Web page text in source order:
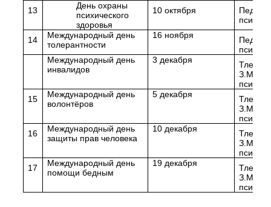
13
День охраны
психического
здоровья
10 октября
14
Международный день
толерантности
16 ноября
Международный день
инвалидов
3 декабря
З.М.
15
Международный день
волонтёров
5 декабря
З.М.
16
Международный день
защиты прав человека
10 декабря
З.М.
17
Международный день
помощи бедным
19 декабря
З.М.